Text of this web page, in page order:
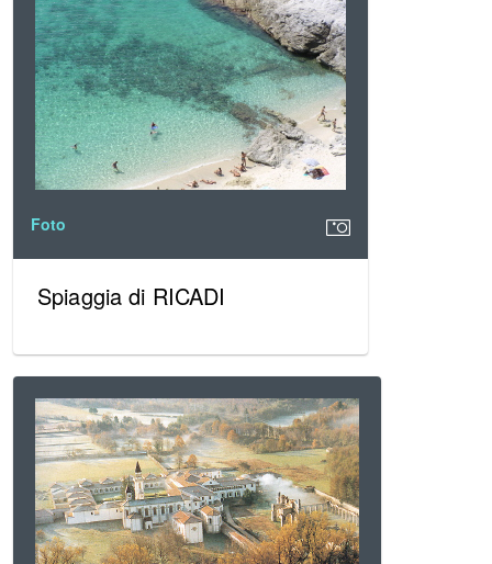
Foto
Spiaggia di RICADI